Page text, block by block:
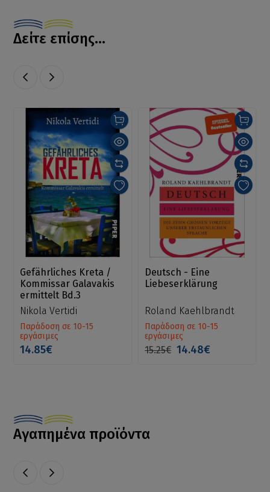
Δείτε επίσης...
Gefährliches Kreta /
Kommissar Galavakis
ermittelt Bd.3
Nikola Vertidi
Παράδοση σε 10-15
εργάσιμες
14.85€
Deutsch - Eine
Liebeserklärung
Roland Kaehlbrandt
Παράδοση σε 10-15
εργάσιμες
15.25€ 14.48€
Αγαπημένα προϊόντα